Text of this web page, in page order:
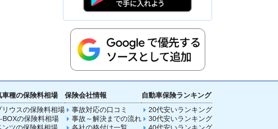
車種の保険料相場
リウスの保険料相場
BOXの保険料相場
保険会社情報
事故対応の口コミ
事故～解決までの流れ
自動車保険ランキング
20代安いランキング
30代安いランキング